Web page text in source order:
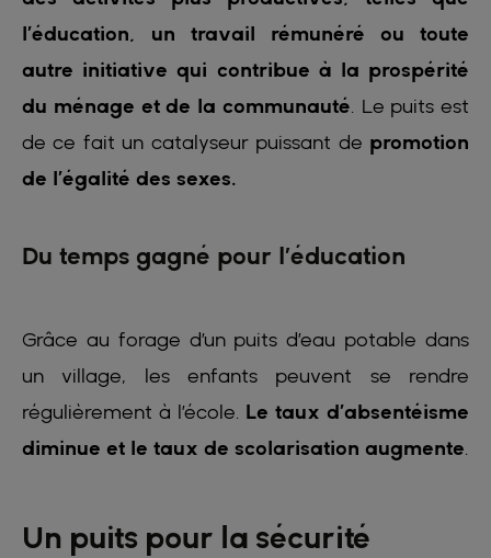
l’éducation, un travail rémunéré ou toute
autre initiative qui contribue à la prospérité
du ménage et de la communauté. Le puits est
de ce fait un catalyseur puissant de promotion
de l’égalité des sexes.
Du temps gagné pour l’éducation
Grâce au forage d’un puits d’eau potable dans
un village, les enfants peuvent se rendre
régulièrement à l’école. Le taux d’absentéisme
diminue et le taux de scolarisation augmente.
Un puits pour la sécurité